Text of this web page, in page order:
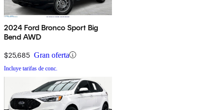
2024 Ford Bronco Sport Big
Bend AWD
$25,685 Gran oferta
Incluye tarifas de conc.